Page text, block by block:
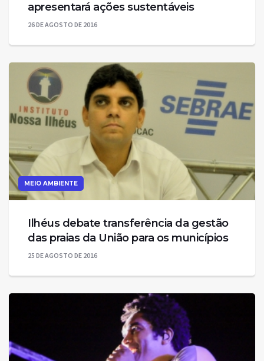
26 DE AGOSTO DE 2016
MEIO AMBIENTE
Ilhéus debate transferência da gestão
25 DE AGOSTO DE 2016